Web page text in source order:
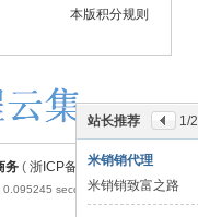
本版积分规则
站长推荐 1/2
米销销代理
米销销致富之路
务 ( 浙ICP备18054110号-1
0.095245 second(s), 17 queries .